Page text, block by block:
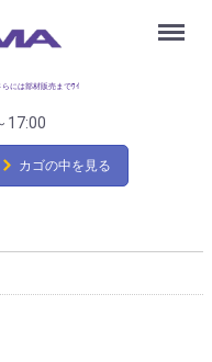
には部材販売までﾜｲ
17:00
カゴの中を見る
Menu